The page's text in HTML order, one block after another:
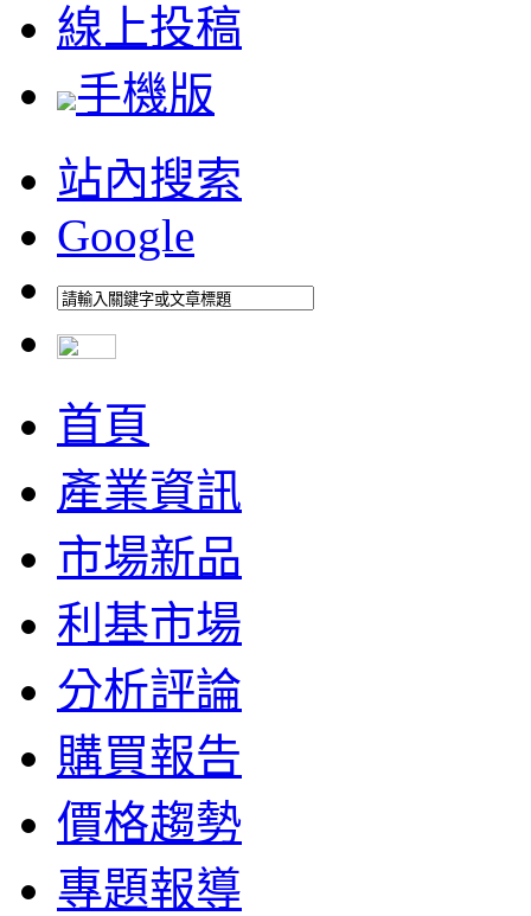
線上投稿
手機版
站內搜索
Google
首頁
產業資訊
市場新品
利基市場
分析評論
購買報告
價格趨勢
專題報導